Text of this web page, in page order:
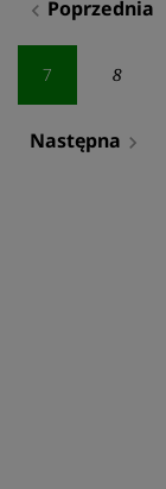
wpisów
navigate_before Poprzednia
7 8
Następna navigate_next